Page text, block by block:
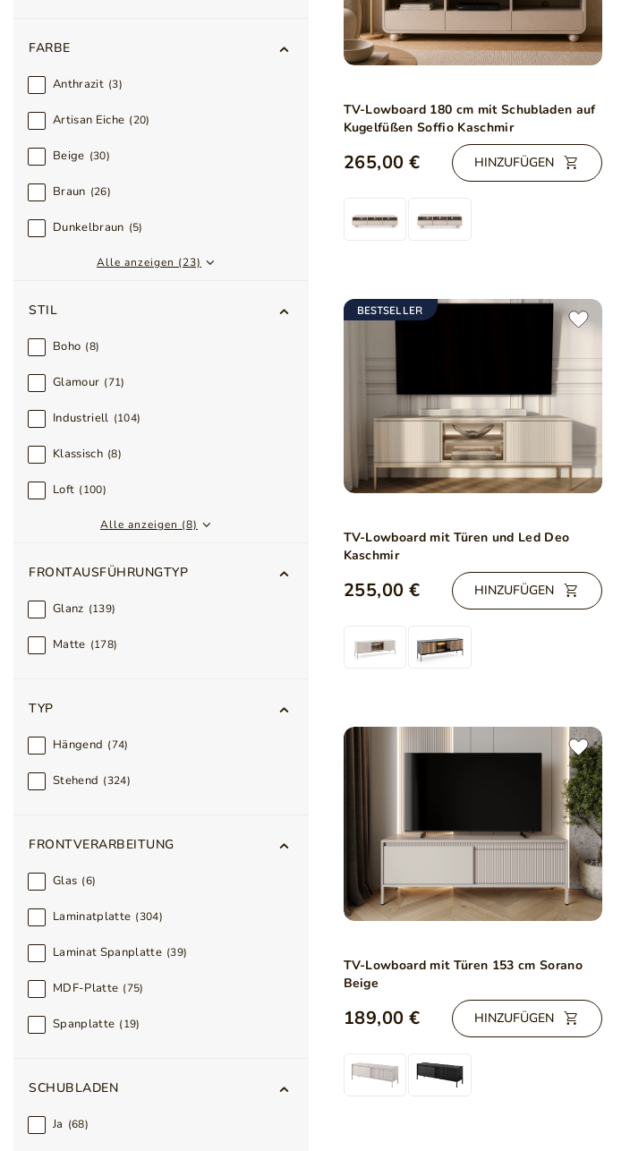
FARBE
Anthrazit 3
Artisan Eiche 20
Beige 30
Braun 26
Dunkelbraun 5
Alle anzeigen (23)
STIL
Boho 8
Glamour 71
Industriell 104
Klassisch 8
Loft 100
Alle anzeigen (8)
FRONTAUSFÜHRUNGTYP
Glanz 139
Matte 178
TYP
Hängend 74
Stehend 324
FRONTVERARBEITUNG
Glas 6
Laminatplatte 304
Laminat Spanplatte 39
MDF-Platte 75
Spanplatte 19
SCHUBLADEN
Ja 68
TV-Lowboard 180 cm mit Schubladen auf
Kugelfüßen Soffio Kaschmir
265,00 € HINZUFÜGEN
BESTSELLER
TV-Lowboard mit Türen und Led Deo
Kaschmir
255,00 € HINZUFÜGEN
TV-Lowboard mit Türen 153 cm Sorano
Beige
189,00 € HINZUFÜGEN